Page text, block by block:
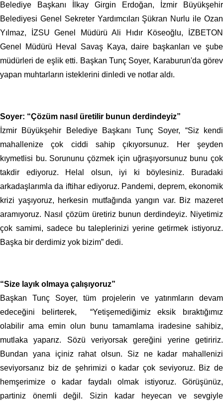
Belediye Başkanı İlkay Girgin Erdoğan, İzmir Büyükşehir
Belediyesi Genel Sekreter Yardımcıları Şükran Nurlu ile Ozan
Yılmaz, İZSU Genel Müdürü Ali Hıdır Köseoğlu, İZBETON
Genel Müdürü Heval Savaş Kaya, daire başkanları ve şube
müdürleri de eşlik etti. Başkan Tunç Soyer, Karaburun'da görev
yapan muhtarların isteklerini dinledi ve notlar aldı.
Soyer: “Çözüm nasıl üretilir bunun derdindeyiz”
İzmir Büyükşehir Belediye Başkanı Tunç Soyer, “Siz kendi
mahallenize çok ciddi sahip çıkıyorsunuz. Her şeyden
kıymetlisi bu. Sorununu çözmek için uğraşıyorsunuz bunu çok
takdir ediyoruz. Helal olsun, iyi ki böylesiniz. Buradaki
arkadaşlarımla da iftihar ediyoruz. Pandemi, deprem, ekonomik
krizi yaşıyoruz, herkesin mutfağında yangın var. Biz mazeret
aramıyoruz. Nasıl çözüm üretiriz bunun derdindeyiz. Niyetimiz
çok samimi, sadece bu taleplerinizi yerine getirmek istiyoruz.
Başka bir derdimiz yok bizim” dedi.
“Size layık olmaya çalışıyoruz”
Başkan Tunç Soyer, tüm projelerin ve yatırımların devam
edeceğini belirterek, “Yetişemediğimiz eksik bıraktığımız
olabilir ama emin olun bunu tamamlama iradesine sahibiz,
mutlaka yaparız. Sözü veriyorsak gereğini yerine getiririz.
Bundan yana içiniz rahat olsun. Siz ne kadar mahallenizi
seviyorsanız biz de şehrimizi o kadar çok seviyoruz. Biz de
hemşerimize o kadar faydalı olmak istiyoruz. Görüşünüz,
partiniz önemli değil. Sizin kadar heyecan ve sevgiyle